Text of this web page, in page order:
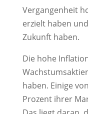
Vergangenheit
erzielt haben
Zukunft haben.
Die hohe
haben. Einige
Prozent ihrer